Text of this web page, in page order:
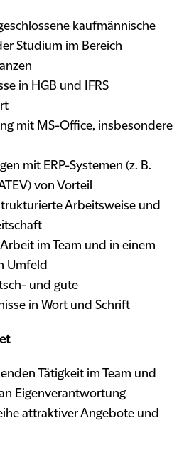
kaufmännische
Studium im Bereich
in HGB und IFRS
mit MS-Office, insbesondere
mit ERP-Systemen (z. B.
von Vorteil
Arbeitsweise und
im Team und in einem
Umfeld
und gute
in Wort und Schrift
Tätigkeit im Team und
Eigenverantwortung
attraktiver Angebote und